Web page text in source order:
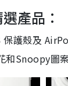
產品：
護殼及
和Snoopy圖